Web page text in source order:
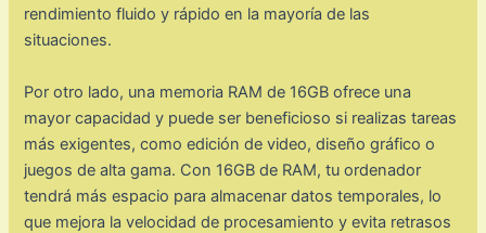
rendimiento fluido y rápido en la mayoría de las
situaciones.
Por otro lado, una memoria RAM de 16GB ofrece una
mayor capacidad y puede ser beneficioso si realizas tareas
más exigentes, como edición de video, diseño gráfico o
juegos de alta gama. Con 16GB de RAM, tu ordenador
tendrá más espacio para almacenar datos temporales, lo
que mejora la velocidad de procesamiento y evita retrasos